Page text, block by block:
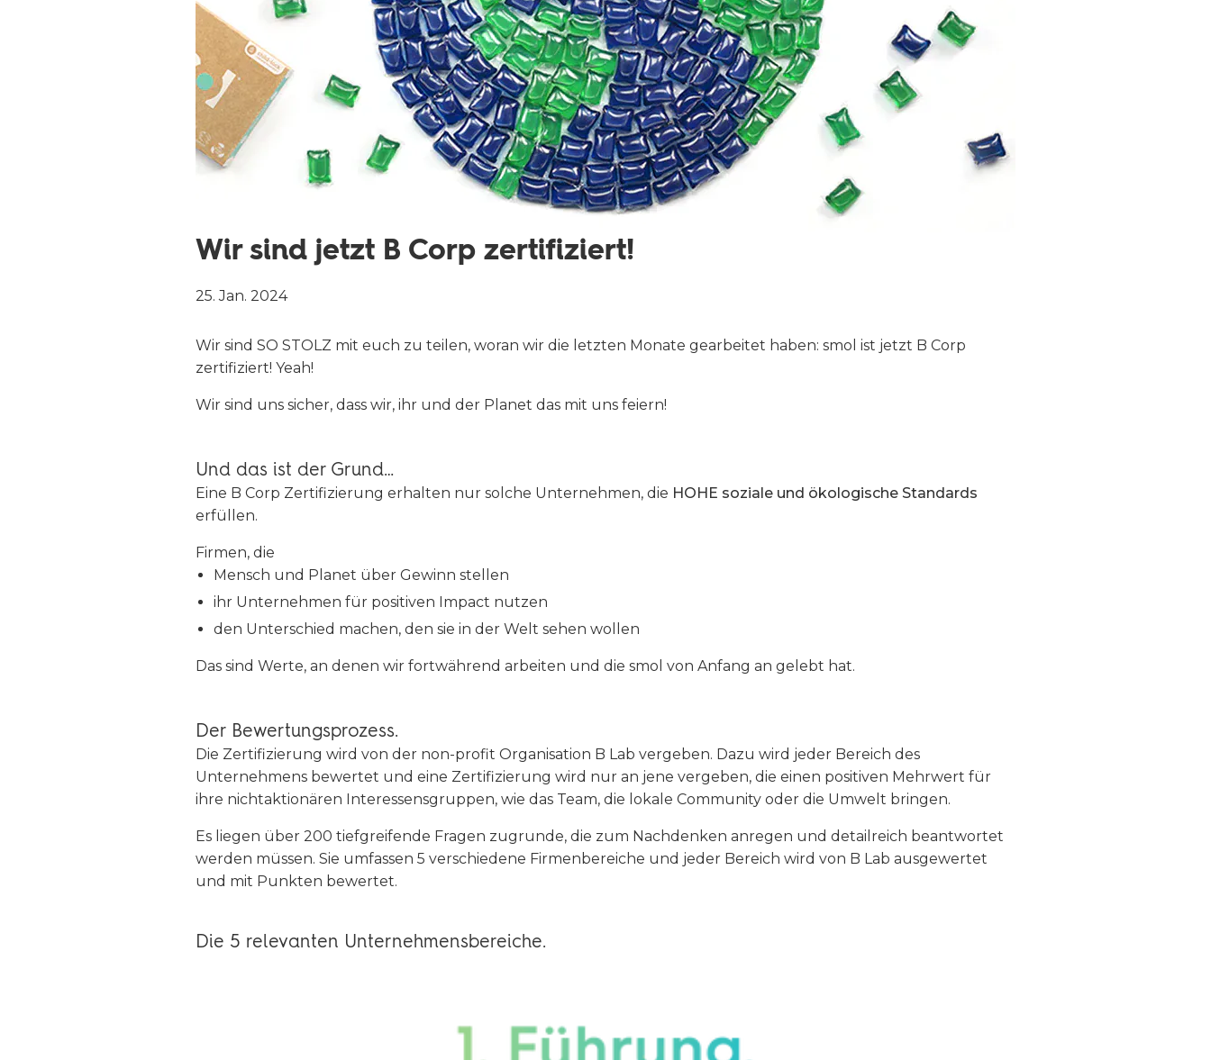
Wir sind jetzt B Corp zertifiziert!
25. Jan. 2024
Wir sind SO STOLZ mit euch zu teilen, woran wir die letzten Monate gearbeitet haben: smol ist jetzt B Corp
zertifiziert! Yeah!
Wir sind uns sicher, dass wir, ihr und der Planet das mit uns feiern!
Und das ist der Grund…
Eine B Corp Zertifizierung erhalten nur solche Unternehmen, die HOHE soziale und ökologische Standards
erfüllen.
Firmen, die
Mensch und Planet über Gewinn stellen
ihr Unternehmen für positiven Impact nutzen
den Unterschied machen, den sie in der Welt sehen wollen
Das sind Werte, an denen wir fortwährend arbeiten und die smol von Anfang an gelebt hat.
Der Bewertungsprozess.
Die Zertifizierung wird von der non-profit Organisation B Lab vergeben. Dazu wird jeder Bereich des
Unternehmens bewertet und eine Zertifizierung wird nur an jene vergeben, die einen positiven Mehrwert für
ihre nichtaktionären Interessensgruppen, wie das Team, die lokale Community oder die Umwelt bringen.
Es liegen über 200 tiefgreifende Fragen zugrunde, die zum Nachdenken anregen und detailreich beantwortet
werden müssen. Sie umfassen 5 verschiedene Firmenbereiche und jeder Bereich wird von B Lab ausgewertet
und mit Punkten bewertet.
Die 5 relevanten Unternehmensbereiche.